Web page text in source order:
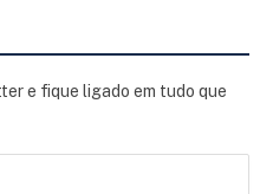
e fique ligado em tudo que